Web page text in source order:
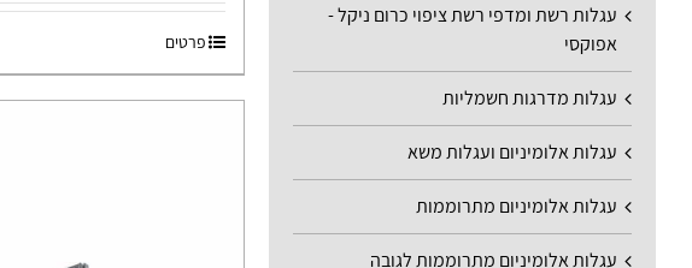
פרטים
עגלות רשת ומדפי רשת ציפוי כרום ניקל -
אפוקסי
עגלות מדרגות חשמליות
עגלות אלומיניום ועגלות משא
עגלות אלומיניום מתרוממות
עגלות אלומיניום מתרוממות לגובה